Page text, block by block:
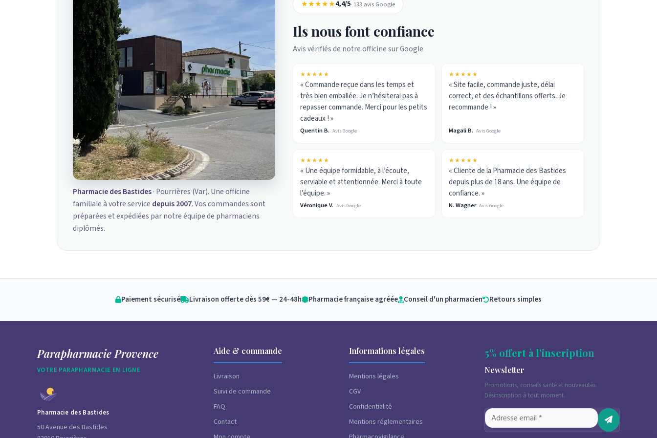
Pharmacie des Bastides· Pourrières (Var). Une officine
familiale à votre service depuis 2007. Vos commandes sont
préparées et expédiées par notre équipe de pharmaciens
diplômés.
★★★★★4,4/5· 133 avis Google
Ils nous font confiance
Avis vérifiés de notre officine sur Google
★★★★★
« Commande reçue dans les temps et
très bien emballée. Je n’hésiterai pas à
repasser commande. Merci pour les petits
cadeaux ! »
Quentin B. Avis Google
★★★★★
« Site facile, commande juste, délai
correct, et des échantillons offerts. Je
recommande ! »
Magali B. Avis Google
★★★★★
« Une équipe formidable, à l’écoute,
serviable et attentionnée. Merci à toute
l’équipe. »
Véronique V. Avis Google
★★★★★
« Cliente de la Pharmacie des Bastides
depuis plus de 18 ans. Une équipe de
confiance. »
N. Wagner Avis Google
Paiement sécurisé Livraison offerte dès 59€ — 24-48h Pharmacie française agréée Conseil d'un pharmacien Retours simples
Parapharmacie Provence
VOTRE PARAPHARMACIE EN LIGNE
Pharmacie des Bastides
50 Avenue des Bastides
Aide & commande
Livraison
Suivi de commande
FAQ
Contact
Informations légales
Mentions légales
CGV
Confidentialité
Mentions réglementaires
5% offert à l'inscription
Newsletter
Promotions, conseils santé et nouveautés.
Désinscription à tout moment.